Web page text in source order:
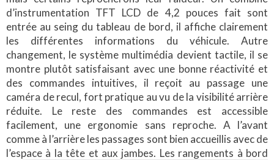
d’instrumentation TFT LCD de 4,2 pouces fait sont
entrée au seing du tableau de bord, il affiche clairement
les différentes informations du véhicule. Autre
changement, le système multimédia devient tactile, il se
montre plutôt satisfaisant avec une bonne réactivité et
des commandes intuitives, il reçoit au passage une
caméra de recul, fort pratique au vu de la visibilité arrière
réduite. Le reste des commandes est accessible
facilement, une ergonomie sans reproche. A l’avant
comme à l’arrière les passages sont bien accueillis avec de
l’espace à la tête et aux jambes. Les rangements à bord